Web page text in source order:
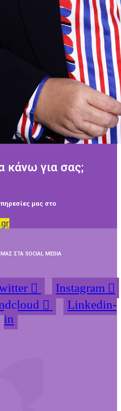
κάνω για σας;
μας στο
ΣΤΑ SOCIAL MEDIA
Instagram
Linkedin-
in